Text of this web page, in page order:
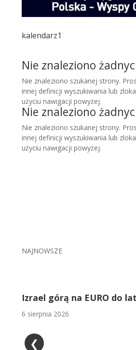
kalendarz1
Nie znaleziono
Nie znaleziono szukanej strony.
innej definicji wyszukiwania lub
użyciu nawigacji powyżej.
Nie znaleziono
Nie znaleziono szukanej strony.
innej definicji wyszukiwania lub
użyciu nawigacji powyżej.
NAJNOWSZE
Tomasz Łacny i Tomasz
międzynarodowymi EHF
❮